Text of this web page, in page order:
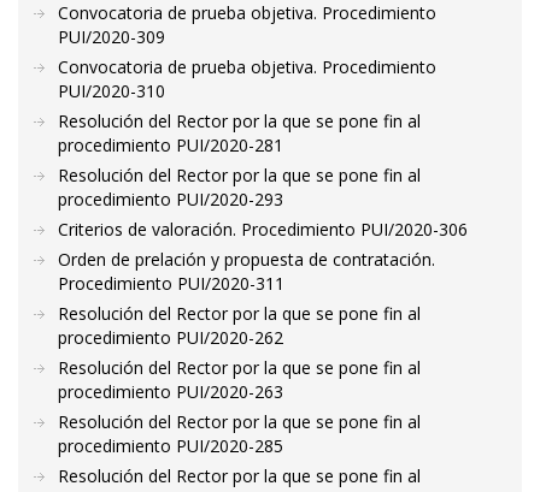
Convocatoria de prueba objetiva. Procedimiento
PUI/2020-309
Convocatoria de prueba objetiva. Procedimiento
PUI/2020-310
Resolución del Rector por la que se pone fin al
procedimiento PUI/2020-281
Resolución del Rector por la que se pone fin al
procedimiento PUI/2020-293
Criterios de valoración. Procedimiento PUI/2020-306
Orden de prelación y propuesta de contratación.
Procedimiento PUI/2020-311
Resolución del Rector por la que se pone fin al
procedimiento PUI/2020-262
Resolución del Rector por la que se pone fin al
procedimiento PUI/2020-263
Resolución del Rector por la que se pone fin al
procedimiento PUI/2020-285
Resolución del Rector por la que se pone fin al